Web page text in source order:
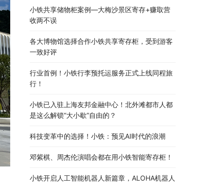
小铁共享储物柜案例—大梅沙景区寄存+赚取营
收两不误
各大博物馆选择合作小铁共享寄存柜，受到游客
一致好评
行业首例！小铁行李预托运服务正式上线同程旅
行！
小铁已入驻上海友邦金融中心！北外滩都市人都
是这么解锁“大小歇”自由的？
科技变革中的选择！小铁：预见AI时代的浪潮
邓紫棋、周杰伦演唱会都在用小铁智能寄存柜！
小铁开启人工智能机器人新篇章，ALOHA机器人